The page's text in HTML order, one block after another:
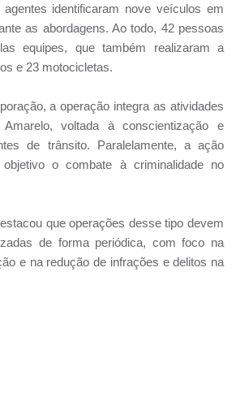
identificaram nove veículos em
as abordagens. Ao todo, 42 pessoas
equipes, que também realizaram a
e 23 motocicletas.
a operação integra as atividades
voltada à conscientização e
de trânsito. Paralelamente, a ação
o combate à criminalidade no
que operações desse tipo devem
de forma periódica, com foco na
e na redução de infrações e delitos na